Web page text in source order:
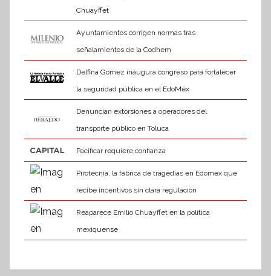
Chuayffet
Ayuntamientos corrigen normas tras
señalamientos de la Codhem
Delfina Gómez inaugura congreso para fortalecer
la seguridad pública en el EdoMéx
Denuncian extorsiones a operadores del
transporte público en Toluca
Pacificar requiere confianza
Pirotecnia, la fábrica de tragedias en Edomex que
recibe incentivos sin clara regulación
Reaparece Emilio Chuayffet en la política
mexiquense